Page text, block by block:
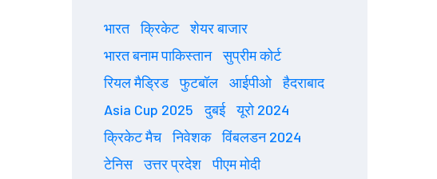
भारत क्रिकेट
शेयर बाजार
भारत बनाम पाकिस्तान
सुप्रीम कोर्ट
रियल मैड्रिड
फुटबॉल आईपीओ
हैदराबाद
Asia Cup 2025
दुबई
यूरो 2024
क्रिकेट मैच
निवेशक
विंबलडन 2024
टेनिस
उत्तर प्रदेश
पीएम मोदी